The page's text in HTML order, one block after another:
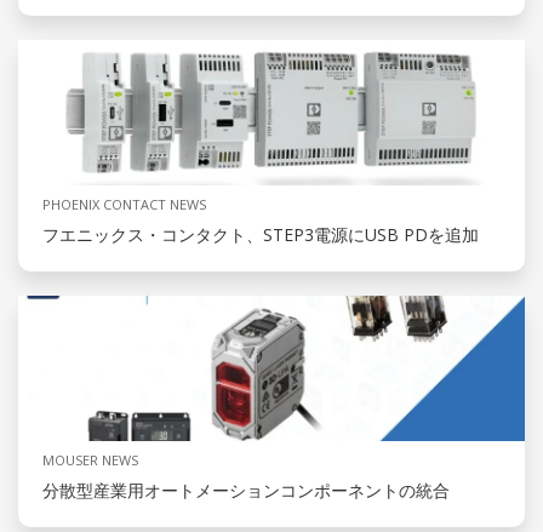
PHOENIX CONTACT NEWS
フエニックス・コンタクト、STEP3電源にUSB PDを追加
MOUSER NEWS
分散型産業用オートメーションコンポーネントの統合